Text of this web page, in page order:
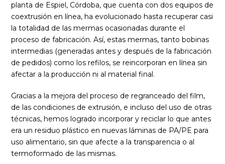
planta de Espiel, Córdoba, que cuenta con dos equipos de
coextrusión en línea, ha evolucionado hasta recuperar casi
la totalidad de las mermas ocasionadas durante el
proceso de fabricación. Así, estas mermas, tanto bobinas
intermedias (generadas antes y después de la fabricación
de pedidos) como los refilos, se reincorporan en línea sin
afectar a la producción ni al material final.
Gracias a la mejora del proceso de regranceado del film,
de las condiciones de extrusión, e incluso del uso de otras
técnicas, hemos logrado incorporar y reciclar lo que antes
era un residuo plástico en nuevas láminas de PA/PE para
uso alimentario, sin que afecte a la transparencia o al
termoformado de las mismas.